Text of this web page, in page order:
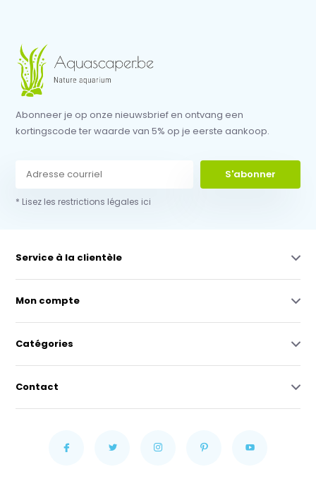
Abonneer je op onze nieuwsbrief en ontvang een
kortingscode ter waarde van 5% op je eerste aankoop.
S'abonner
* Lisez les restrictions légales ici
Service à la clientèle
Mon compte
Catégories
Contact